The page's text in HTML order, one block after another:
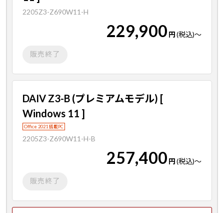
2205Z3-Z690W11-H
229,900 円(税込)～
販売終了
DAIV Z3-B (プレミアムモデル) [
Windows 11 ]
Office 2021 搭載PC
2205Z3-Z690W11-H-B
257,400 円(税込)～
販売終了